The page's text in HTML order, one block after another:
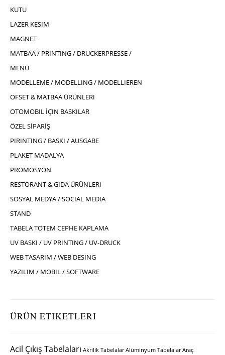
KUTU
LAZER KESIM
MAGNET
MATBAA / PRINTING / DRUCKERPRESSE /
MENÜ
MODELLEME / MODELLING / MODELLIEREN
OFSET & MATBAA ÜRÜNLERI
OTOMOBIL İÇIN BASKILAR
ÖZEL SİPARİŞ
PIRINTING / BASKI / AUSGABE
PLAKET MADALYA
PROMOSYON
RESTORANT & GIDA ÜRÜNLERI
SOSYAL MEDYA / SOCIAL MEDIA
STAND
TABELA TOTEM CEPHE KAPLAMA
UV BASKI / UV PRINTING / UV-DRUCK
WEB TASARIM / WEB DESING
YAZILIM / MOBIL / SOFTWARE
ÜRÜN ETIKETLERI
Acil Çıkış Tabelaları Akrilik Tabelalar Alüminyum Tabelalar Araç